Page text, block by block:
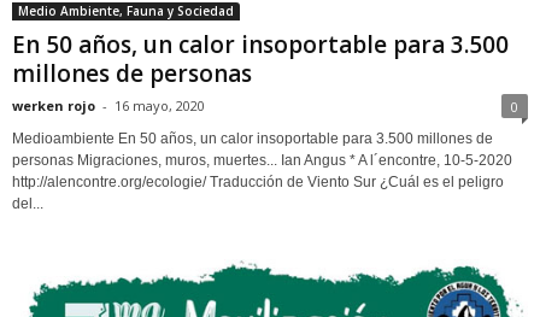
Medio Ambiente, Fauna y Sociedad
En 50 años, un calor insoportable para 3.500
millones de personas
werken rojo - 16 mayo, 2020 0
Medioambiente En 50 años, un calor insoportable para 3.500 millones de
personas Migraciones, muros, muertes... Ian Angus * A l´encontre, 10-5-2020
http://alencontre.org/ecologie/ Traducción de Viento Sur ¿Cuál es el peligro
del...